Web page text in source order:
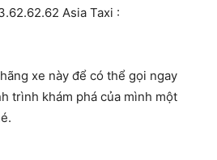
Asia Taxi :
xe này để có thể gọi ngay
trình khám phá của mình một